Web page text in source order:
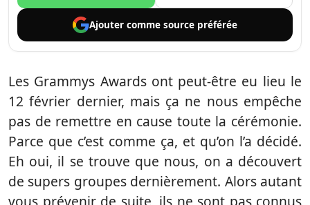
Ajouter comme source préférée
Les Grammys Awards ont peut-être eu lieu le
12 février dernier, mais ça ne nous empêche
pas de remettre en cause toute la cérémonie.
Parce que c’est comme ça, et qu’on l’a décidé.
Eh oui, il se trouve que nous, on a découvert
de supers groupes dernièrement. Alors autant
vous prévenir de suite, ils ne sont pas connus